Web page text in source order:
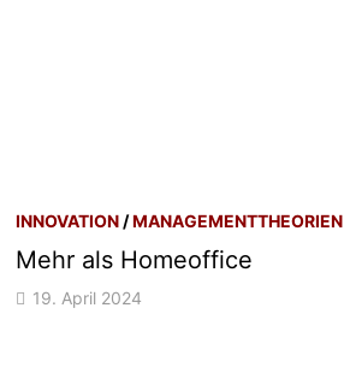
INNOVATION /MANAGEMENTTHEORIEN
Mehr als Homeoffice
19. April 2024